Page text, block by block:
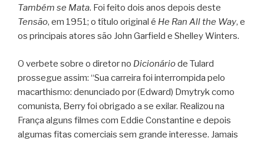
Também se Mata. Foi feito dois anos depois deste
Tensão, em 1951; o título original é He Ran All the Way, e
os principais atores são John Garfield e Shelley Winters.
O verbete sobre o diretor no Dicionáriode Tulard
prossegue assim: “Sua carreira foi interrompida pelo
macarthismo: denunciado por (Edward) Dmytryk como
comunista, Berry foi obrigado a se exilar. Realizou na
França alguns filmes com Eddie Constantine e depois
algumas fitas comerciais sem grande interesse. Jamais